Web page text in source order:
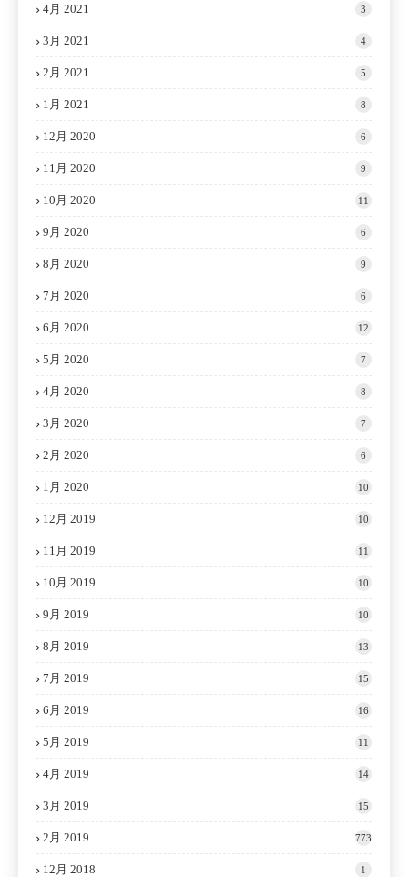
4月 2021 3
3月 2021 4
2月 2021 5
1月 2021 8
12月 2020 6
11月 2020 9
10月 2020 11
9月 2020 6
8月 2020 9
7月 2020 6
6月 2020 12
5月 2020 7
4月 2020 8
3月 2020 7
2月 2020 6
1月 2020 10
12月 2019 10
11月 2019 11
10月 2019 10
9月 2019 10
8月 2019 13
7月 2019 15
6月 2019 16
5月 2019 11
4月 2019 14
3月 2019 15
2月 2019 773
12月 2018 1